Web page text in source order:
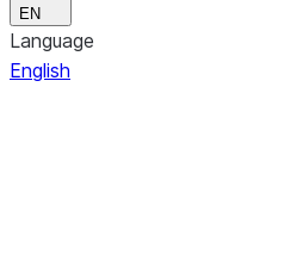
EN
Language
English